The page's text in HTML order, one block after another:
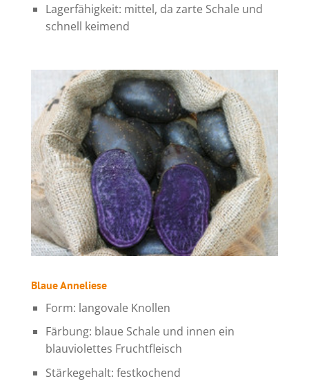
Lagerfähigkeit: mittel, da zarte Schale und
schnell keimend
Blaue Anneliese
Form: langovale Knollen
Färbung: blaue Schale und innen ein
blauviolettes Fruchtfleisch
Stärkegehalt: festkochend